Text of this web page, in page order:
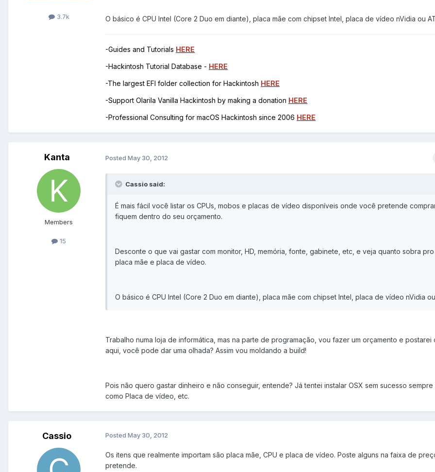
3.7k O básico é CPU Intel (Core 2 Duo em diante), placa mãe com chipset Intel, placa de vídeo nVidia ou
-Guides and Tutorials HERE
-Hackintosh Tutorial Database - HERE
-The largest EFI folder collection for Hackintosh HERE
-Support Olarila Vanilla Hackintosh by making a donation HERE
-Professional Consulting for macOS Hackintosh since 2006 HERE
Kanta
Members
15
Posted May 30, 2012
Cassio said:
É mais fácil você listar os CPUs, mobos e placas de vídeo disponíveis onde você pretende
fiquem dentro do seu orçamento.
Desconte o que vai gastar com monitor, HD, memória, fonte, gabinete, etc, e veja quanto sobra pro
placa mãe e placa de vídeo.
O básico é CPU Intel (Core 2 Duo em diante), placa mãe com chipset Intel, placa de vídeo nVidia
Trabalho numa loja de informática, mas na parte de programação, vou fazer um orçamento e postarei
aqui, você pode dar uma olhada? Assim vou moldando a build!
Pois não quero gastar dinheiro e não conseguir, entende? Já tentei instalar OSX sem sucesso
como Placa de vídeo, etc.
Cassio Posted May 30, 2012
Os itens que realmente importam são placa mãe, CPU e placa de vídeo. Poste alguns na faixa de
pretende.